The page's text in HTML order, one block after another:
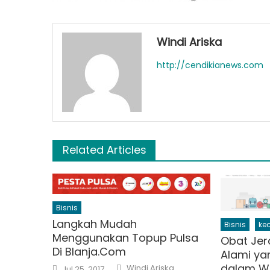
Windi Ariska
http://cendikianews.com
Related Articles
Bisnis
Langkah Mudah
Menggunakan Topup Pulsa
Di Blanja.Com
Posted Author
Bisnis
Obat
Alami